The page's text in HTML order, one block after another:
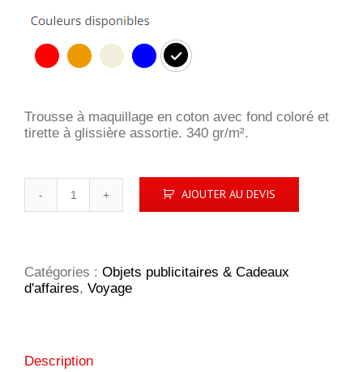
Trousse à maquillage en coton avec fond coloré et
tirette à glissière assortie. 340 gr/m².
AJOUTER AU DEVIS
Catégories : Objets publicitaires & Cadeaux
d'affaires, Voyage
Description